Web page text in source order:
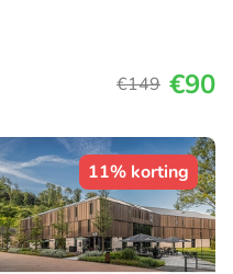
€149 €90
11% korting